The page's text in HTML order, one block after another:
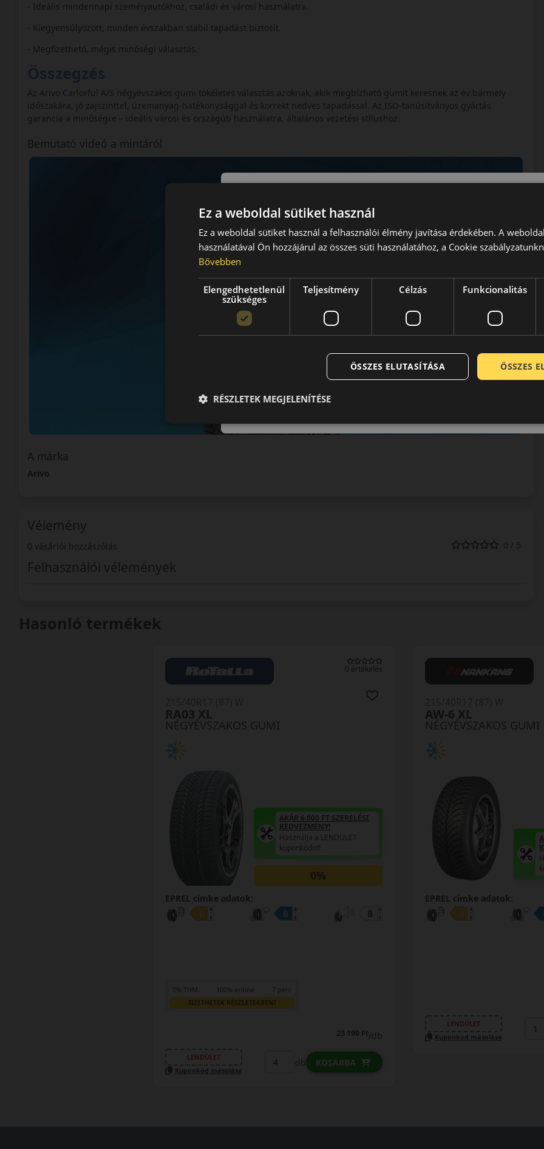
- Ideális mindennapi személyautókhoz, családi és városi használatra.
- Kiegyensúlyozott, minden évszakban stabil tapadást biztosít.
- Megfizethető, mégis minőségi választás.
Az Arivo Carlorful A/S négyévszakos gumi tökéletes választás azoknak, akik megbízható gumit keresnek az év bármely
időszakára, jó zajszinttel, üzemanyag-hatékonysággal és korrekt nedves tapadással. Az ISO‑tanúsítványos gyártás
garancia a minőségre – ideális városi és országúti használatra, általános vezetési stílushoz.
Bemutató videó a mintáról
A márka
Arivo
Vélemény
0 vásárlói hozzászólás 0 / 5
Felhasználói vélemények
Hasonló termékek
0 értékelés
NÉGYÉVSZAKOS GUMI
RA03 XL
AKÁR 6.000 FT SZERELÉSI
KEDVEZMÉNY!
Használja a LENDÜLET
kuponkódot!
0%
EPREL cimke adatok:
0% THM 100% online 7 perc
FIZETHETEK RÉSZLETEKBEN?
23 190 Ft/db
LENDÜLET
Kuponkód másolása
db KOSÁRBA
NÉGYÉVSZAKOS GUMI
AW-6 XL
EPREL cimke adatok:
LENDÜLET
Kuponkód másolása
Ez a weboldal sütiket használ
Ez a weboldal sütiket használ a felhasználói élmény javítása érdekében. A
használatával Ön hozzájárul az összes süti használatához, a Cookie
Bővebben
Elengedhetetlenül
szükséges
Teljesítmény Célzás Funkcionalitás
ÖSSZES
ÖSSZES ELUTASÍTÁSA
RÉSZLETEK MEGJELENÍTÉSE